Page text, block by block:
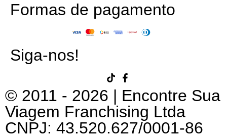
Formas de pagamento
Siga-nos!
© 2011 - 2026 | Encontre Sua
Viagem Franchising Ltda
CNPJ: 43.520.627/0001-86